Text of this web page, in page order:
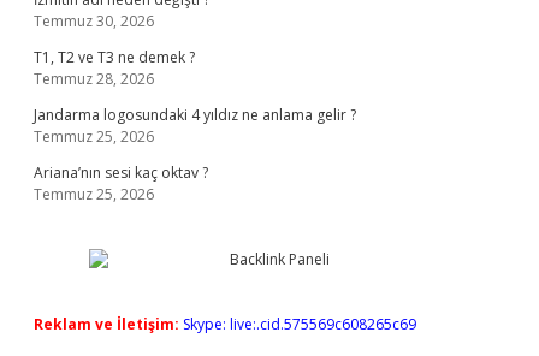
Temmuz 30, 2026
T1, T2 ve T3 ne demek ?
Temmuz 28, 2026
Jandarma logosundaki 4 yıldız ne anlama gelir ?
Temmuz 25, 2026
Ariana’nın sesi kaç oktav ?
Temmuz 25, 2026
Reklam ve İletişim: Skype: live:.cid.575569c608265c69